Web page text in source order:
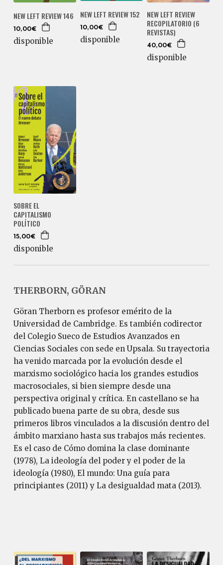
NEW LEFT REVIEW 146
10,00€
disponible
NEW LEFT REVIEW 152
10,00€
disponible
NEW LEFT REVIEW
RECOPILATORIO (6
REVISTAS)
40,00€
disponible
SOBRE EL
CAPITALISMO
POLÍTICO
15,00€
disponible
THERBORN, GÖRAN
Göran Therborn es profesor emérito de la
Universidad de Cambridge. Es también codirector
del Colegio Sueco de Estudios Avanzados en
Ciencias Sociales con sede en Upsala. Su trayectoria
ha venido marcada por la evolución desde el
marxismo sociológico hacia los grandes estudios
macrosociales, si bien siempre desde una
perspectiva original y crítica. En castellano se ha
publicado buena parte de su obra, desde sus
primeros libros vinculados a la discusión dentro del
ámbito marxiano hasta sus trabajos más recientes.
Es el caso de Cómo domina la clase dominante
(1978), La ideología del poder y el poder de la
ideología (1980), El mundo: Una guía para
principiantes (2011) y La desigualdad mata (2013).